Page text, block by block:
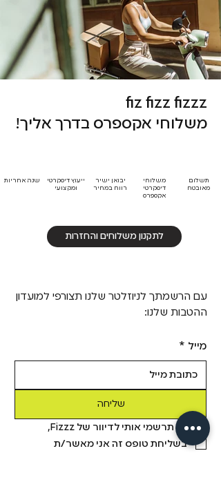
fiz fizz fizzz
משלוחי אקספרס בדרך אליך!
תשלום
מאובטח
משלוחי
דיסקרטי
אקספרס
יבואן ישיר
רווח במחיר
ייעוץ דיסקרטי
ומקצועי
שנה אחריות
לתקנון משלוחים והחזרות
עם הרשמתך לניוזלטר שלנו תצורפי למועדון
ההטבות שלנו:
מייל *
שליחה